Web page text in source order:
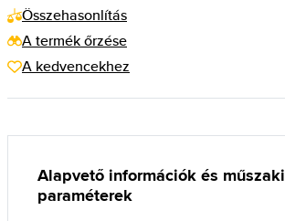
Összehasonlítás
A termék őrzése
A kedvencekhez
Alapvető információk és műszaki
paraméterek